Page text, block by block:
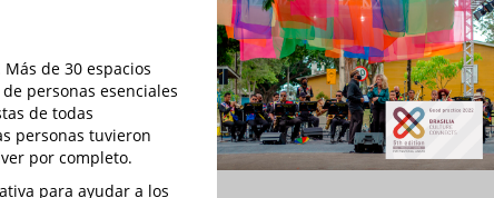
de 30 espacios
personas esenciales
de todas
personas tuvieron
por completo.
para ayudar a los